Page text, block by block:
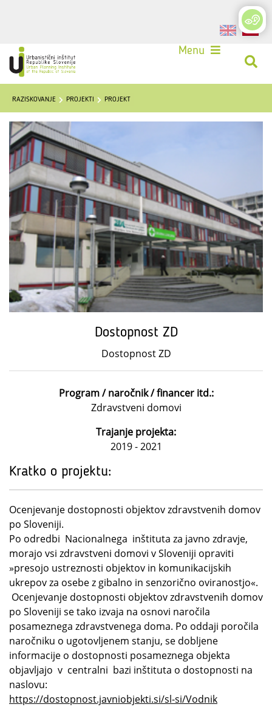
Login
Menu
RAZISKOVANJE PROJEKTI PROJEKT
Dostopnost ZD
Dostopnost ZD
Program / naročnik / financer itd.:
Zdravstveni domovi
Trajanje projekta:
2019 - 2021
Kratko o projektu:
Ocenjevanje dostopnosti objektov zdravstvenih domov
po Sloveniji.
Po odredbi Nacionalnega inštituta za javno zdravje,
morajo vsi zdravstveni domovi v Sloveniji opraviti
»presojo ustreznosti objektov in komunikacijskih
ukrepov za osebe z gibalno in senzorično oviranostjo«.
Ocenjevanje dostopnosti objektov zdravstvenih domov
po Sloveniji se tako izvaja na osnovi naročila
posameznega zdravstvenega doma. Po oddaji poročila
naročniku o ugotovljenem stanju, se dobljene
informacije o dostopnosti posameznega objekta
objavljajo v centralni bazi inštituta o dostopnosti na
naslovu:
https://dostopnost.javniobjekti.si/sl-si/Vodnik